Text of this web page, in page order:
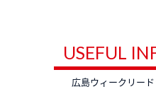
USEFUL
広島ウィークリー